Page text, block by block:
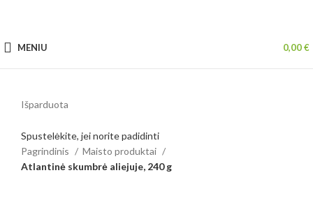
MENIU 0,00€
Išparduota
Spustelėkite, jei norite padidinti
Pagrindinis
Maisto produktai
Atlantinė skumbrė aliejuje, 240 g